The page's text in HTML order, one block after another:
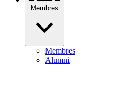
Membres
Membres
Alumni